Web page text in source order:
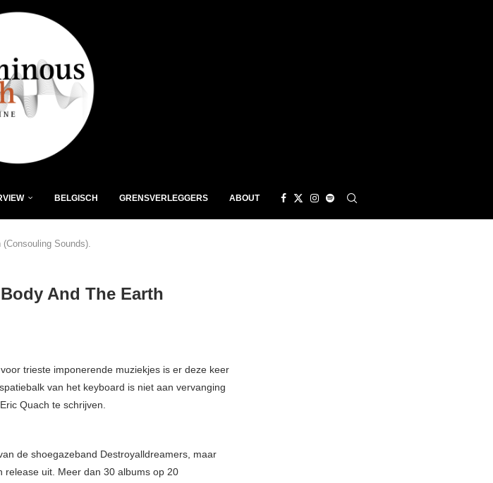
BELGISCH GRENSVERLEGGERS ABOUT
Sounds).
And The Earth
trieste imponerende muziekjes is er deze keer
van het keyboard is niet aan vervanging
Quach te schrijven.
de shoegazeband Destroyalldreamers, maar
release uit. Meer dan 30 albums op 20